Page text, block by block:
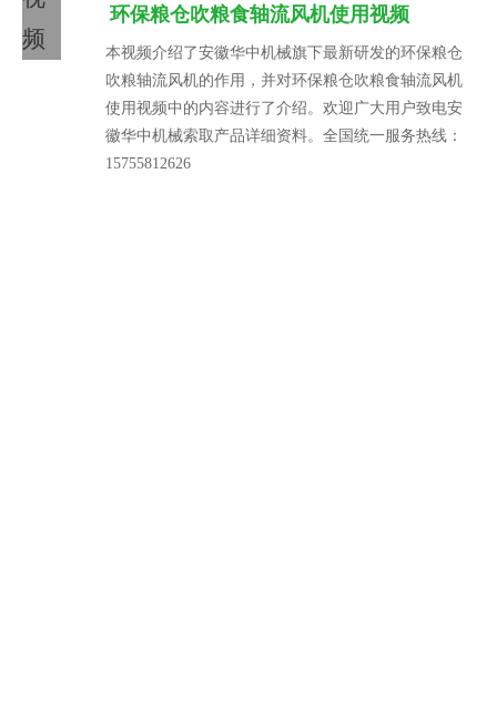
频
环保粮仓吹粮食轴流风机使用视频
本视频介绍了安徽华中机械旗下最新研发的环保粮仓
吹粮轴流风机的作用，并对环保粮仓吹粮食轴流风机
使用视频中的内容进行了介绍。欢迎广大用户致电安
徽华中机械索取产品详细资料。全国统一服务热线：
15755812626